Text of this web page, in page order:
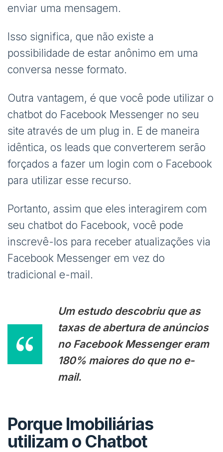
enviar uma mensagem.
Isso significa, que não existe a
possibilidade de estar anônimo em uma
conversa nesse formato.
Outra vantagem, é que você pode utilizar o
chatbot do Facebook Messenger no seu
site através de um plug in. E de maneira
idêntica, os leads que converterem serão
forçados a fazer um login com o Facebook
para utilizar esse recurso.
Portanto, assim que eles interagirem com
seu chatbot do Facebook, você pode
inscrevê-los para receber atualizações via
Facebook Messenger em vez do
tradicional e-mail.
Um estudo descobriu que as
taxas de abertura de anúncios
no Facebook Messenger eram
180% maiores do que no e-
mail.
Porque Imobiliárias
utilizam o Chatbot